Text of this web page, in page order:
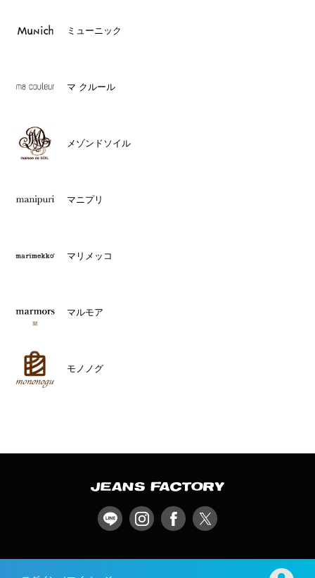
ミューニック
マ クルール
メゾンドソイル
マニプリ
マリメッコ
マルモア
モノノグ